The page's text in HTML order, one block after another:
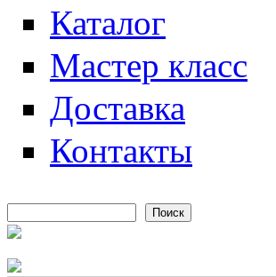
Каталог
Мастер класс
Доставка
Контакты
Форма поиска